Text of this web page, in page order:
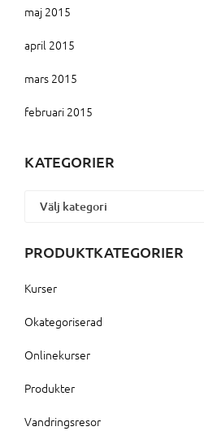
maj 2015
april 2015
mars 2015
februari 2015
KATEGORIER
Kategorier
PRODUKTKATEGORIER
Kurser
Okategoriserad
Onlinekurser
Produkter
Vandringsresor